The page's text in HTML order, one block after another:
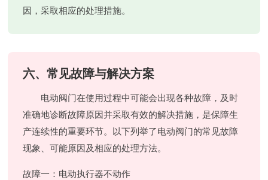
因，采取相应的处理措施。
六、常见故障与解决方案
电动阀门在使用过程中可能会出现各种故障，及时
准确地诊断故障原因并采取有效的解决措施，是保障生
产连续性的重要环节。以下列举了电动阀门的常见故障
现象、可能原因及相应的处理方法。
故障一：电动执行器不动作